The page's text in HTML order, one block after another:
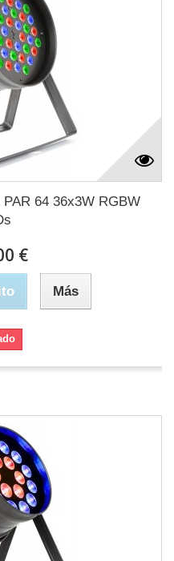
64 36x3W RGBW
€
Más